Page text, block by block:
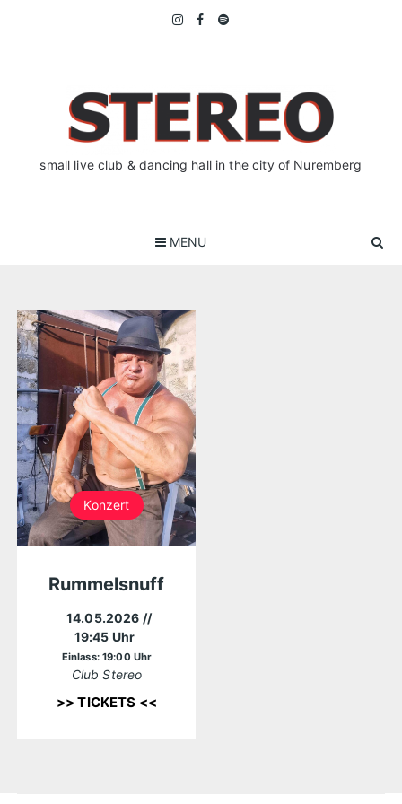
small live club & dancing hall in the city of Nuremberg
MENU
Konzert
Rummelsnuff
14.05.2026 //
19:45 Uhr
Einlass: 19:00 Uhr
Club Stereo
>> TICKETS <<